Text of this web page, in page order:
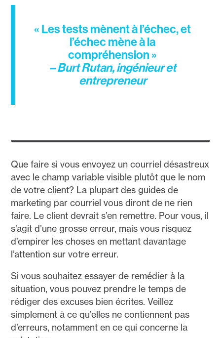
« Les tests mènent à l’échec, et
l’échec mène à la
compréhension »
– Burt Rutan, ingénieur et
entrepreneur
Que faire si vous envoyez un courriel désastreux
avec le champ variable visible plutôt que le nom
de votre client? La plupart des guides de
marketing par courriel vous diront de ne rien
faire. Le client devrait s’en remettre. Pour vous, il
s’agit d’une grosse erreur, mais vous risquez
d’empirer les choses en mettant davantage
l’attention sur votre erreur.
Si vous souhaitez essayer de remédier à la
situation, vous pouvez prendre le temps de
rédiger des excuses bien écrites. Veillez
simplement à ce qu’elles ne contiennent pas
d’erreurs, notamment en ce qui concerne la